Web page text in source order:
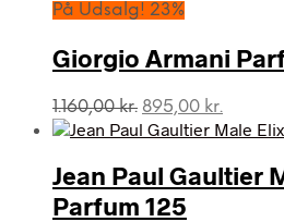
På Udsalg! 23%
Giorgio Armani
1.160,00kr. Den
oprindelige
var:
1.160,00 kr..
895,00 kr.
er:
895,00
Jean Paul Gaultier
Parfum 125